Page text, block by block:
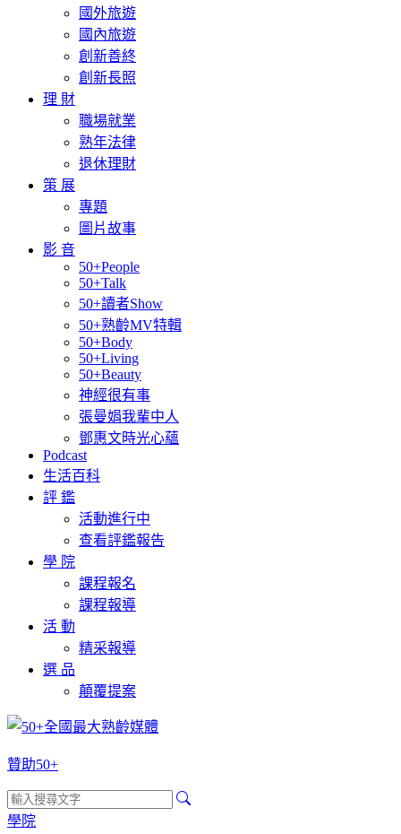
國外旅遊
國內旅遊
創新善終
創新長照
理 財
職場就業
熟年法律
退休理財
策 展
專題
圖片故事
影 音
50+People
50+Talk
50+讀者Show
50+熟齡MV特輯
50+Body
50+Living
50+Beauty
神經很有事
張曼娟我輩中人
鄧惠文時光心蘊
Podcast
生活百科
評 鑑
活動進行中
查看評鑑報告
學 院
課程報名
課程報導
活 動
精采報導
選 品
顛覆提案
贊助50+
學院